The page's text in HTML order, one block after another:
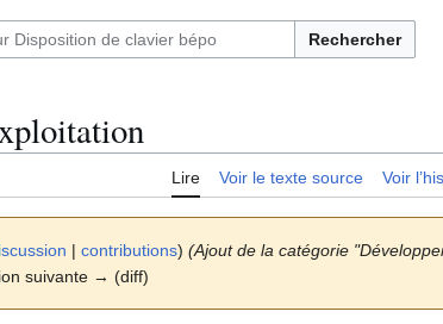
Rechercher
Lire Voir le texte source Voir
| contributions) (Ajout de la catégorie
suivante → (diff)